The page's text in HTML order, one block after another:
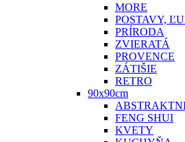
MORE
POSTAVY,
PRÍRODA
ZVIERATÁ
PROVENCE
ZÁTIŠIE
RETRO
90x90cm
FENG SHUI
KVETY